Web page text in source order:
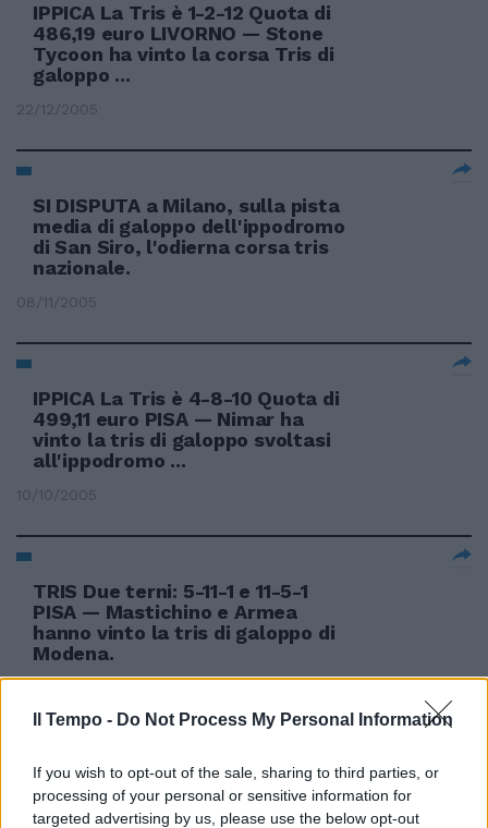
Il Tempo - Do Not Process My Personal Information
If you wish to opt-out of the sale, sharing to third parties, or
processing of your personal or sensitive information for
targeted advertising by us, please use the below opt-out
IPPICA La Tris è 1-2-12 Quota di
486,19 euro LIVORNO — Stone
Tycoon ha vinto la corsa Tris di
galoppo ...
22/12/2005
SI DISPUTA a Milano, sulla pista
media di galoppo dell'ippodromo
di San Siro, l'odierna corsa tris
nazionale.
08/11/2005
IPPICA La Tris è 4-8-10 Quota di
499,11 euro PISA — Nimar ha
vinto la tris di galoppo svoltasi
all'ippodromo ...
10/10/2005
TRIS Due terni: 5-11-1 e 11-5-1
PISA — Mastichino e Armea
hanno vinto la tris di galoppo di
Modena.
IPPICA La Tris è 4-2-9 Quota:
1123,84 euro TUESTA ha vinto la